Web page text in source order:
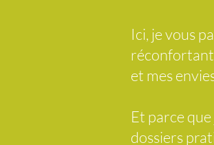
Ici, je vous
et mes
Et parce
dossiers